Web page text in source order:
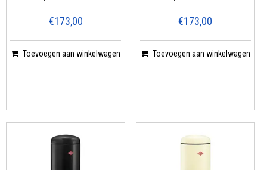
€173,00
Toevoegen aan winkelwagen
€173,00
Toevoegen aan winkelwagen